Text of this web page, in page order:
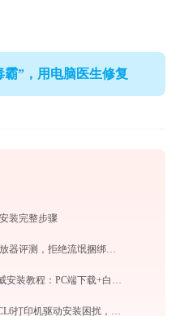
”，用电脑医生修复
装完整步骤
2026装机推荐：电脑端音乐播放器评测，拒绝流氓捆绑，还原极致无损心流音质
植物大战僵尸杂交版 v3.14 权威安装教程：PC端下载+白屏闪退完美解决
完美解决Canon Generic Plus PCL6打印机驱动安装困扰，全面下载安装教程